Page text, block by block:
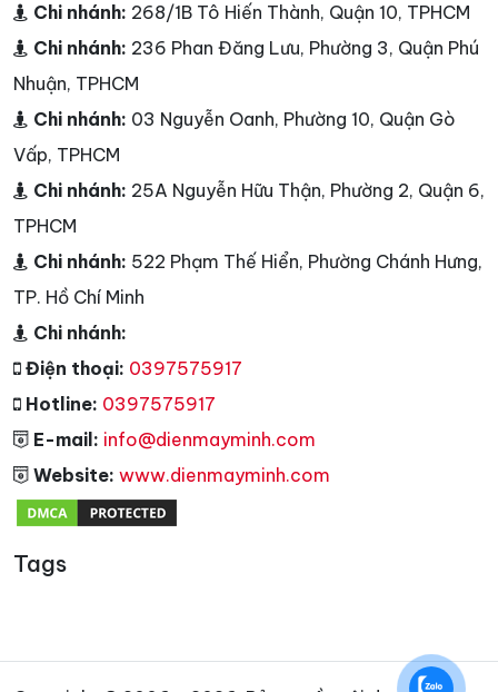
Chi nhánh: 268/1B Tô Hiến Thành, Quận 10, TPHCM
Chi nhánh: 236 Phan Đăng Lưu, Phường 3, Quận Phú
Nhuận, TPHCM
Chi nhánh: 03 Nguyễn Oanh, Phường 10, Quận Gò
Vấp, TPHCM
Chi nhánh: 25A Nguyễn Hữu Thận, Phường 2, Quận 6,
TPHCM
Chi nhánh: 522 Phạm Thế Hiển, Phường Chánh Hưng,
TP. Hồ Chí Minh
Chi nhánh:
Điện thoại: 0397575917
Hotline: 0397575917
E-mail: info@dienmayminh.com
Website: www.dienmayminh.com
Tags